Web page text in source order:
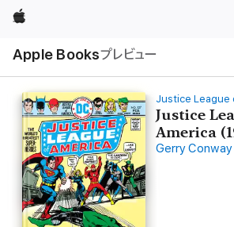
Apple
Apple Booksプレビュー
ル
Justice League
Justice
America
Gerry Conway